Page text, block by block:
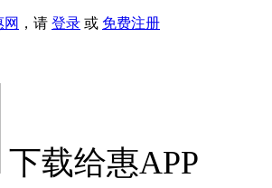
网 ，请 登录 或 免费注册
下载给惠APP